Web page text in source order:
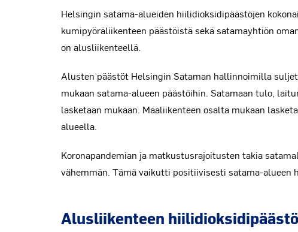
Helsingin satama-alueiden hiilidioksidipäästöjen
kumipyöräliikenteen päästöistä sekä satamayhtiön
on alusliikenteellä.
Alusten päästöt Helsingin Sataman hallinnoimilla
mukaan satama-alueen päästöihin. Satamaan tulo,
lasketaan mukaan. Maaliikenteen osalta mukaan
alueella.
Koronapandemian ja matkustusrajoitusten takia
vähemmän. Tämä vaikutti positiivisesti satama-alueen
Alusliikenteen